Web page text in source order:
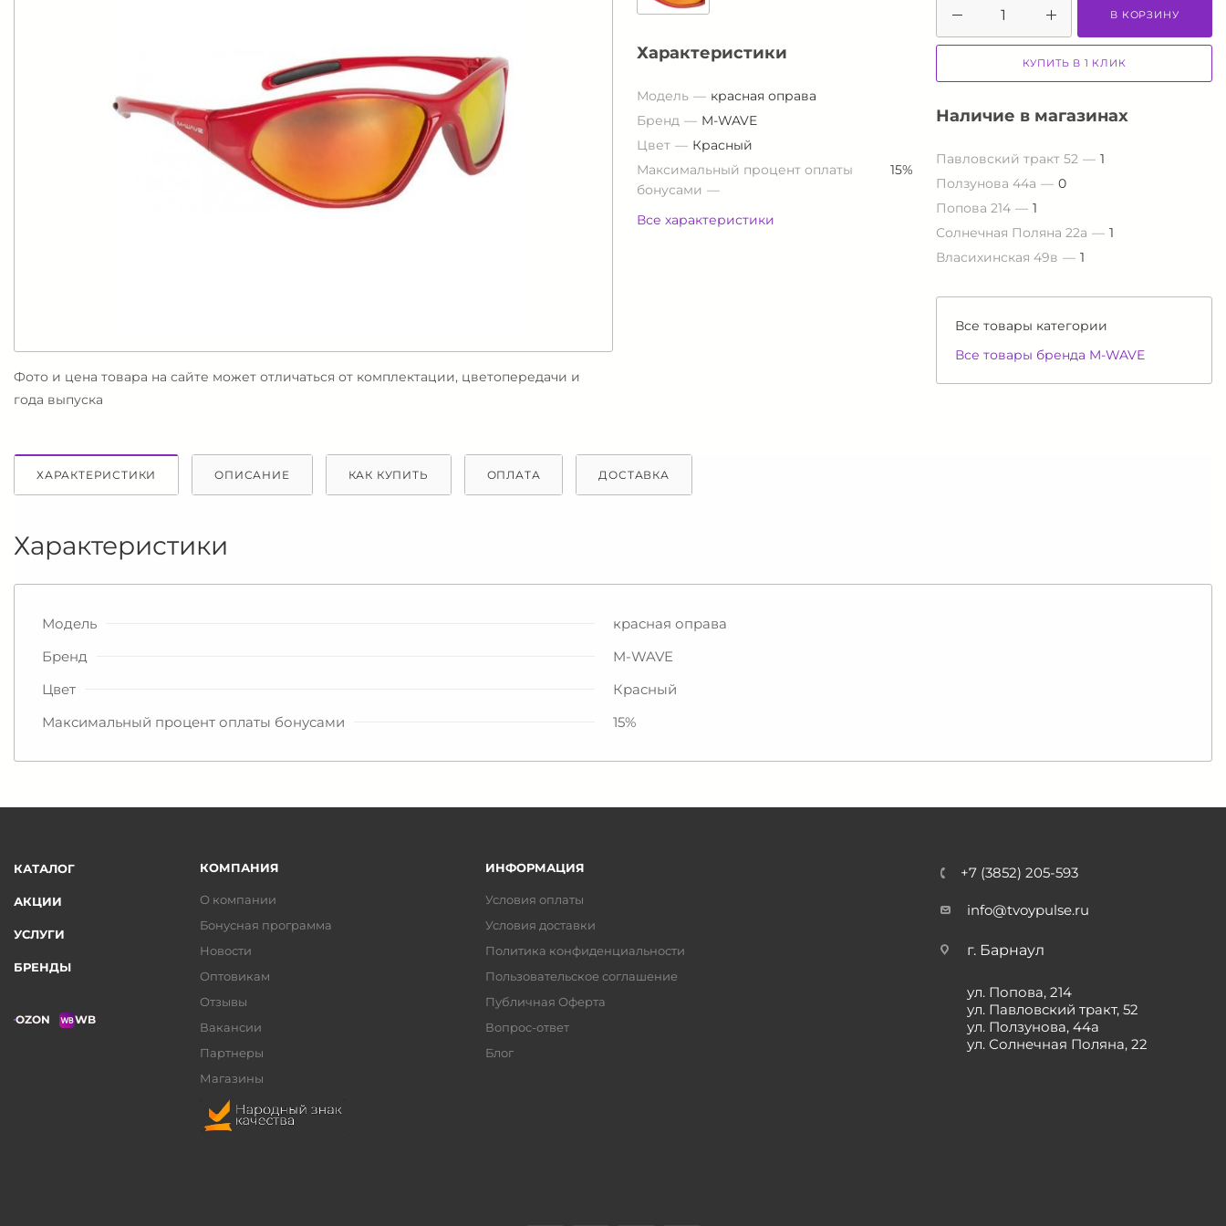
Фото и цена товара на сайте может отличаться от комплектации, цветопередачи и
года выпуска
Характеристики
Модель
красная оправа
Бренд
M-WAVE
Цвет
Красный
Максимальный процент оплаты
бонусами
15%
Все характеристики
В КОРЗИНУ
КУПИТЬ В 1 КЛИК
Наличие в магазинах
Павловский тракт 52
1
Ползунова 44а
0
Попова 214
1
Солнечная Поляна 22а
1
Власихинская 49в
1
Все товары категории
Все товары бренда M-WAVE
ХАРАКТЕРИСТИКИ ОПИСАНИЕ КАК КУПИТЬ ОПЛАТА ДОСТАВКА
Характеристики
Модель
красная оправа
Бренд
M-WAVE
Цвет
Красный
Максимальный процент оплаты бонусами
15%
КАТАЛОГ
АКЦИИ
УСЛУГИ
БРЕНДЫ
OZON WB
КОМПАНИЯ
О компании
Бонусная программа
Новости
Оптовикам
Отзывы
Вакансии
Партнеры
Магазины
ИНФОРМАЦИЯ
Условия оплаты
Условия доставки
Политика конфиденциальности
Пользовательское соглашение
Публичная Оферта
Вопрос-ответ
Блог
+7 (3852) 205-593
info@tvoypulse.ru
г. Барнаул
ул. Попова, 214
ул. Павловский тракт, 52
ул. Ползунова, 44а
ул. Солнечная Поляна, 22